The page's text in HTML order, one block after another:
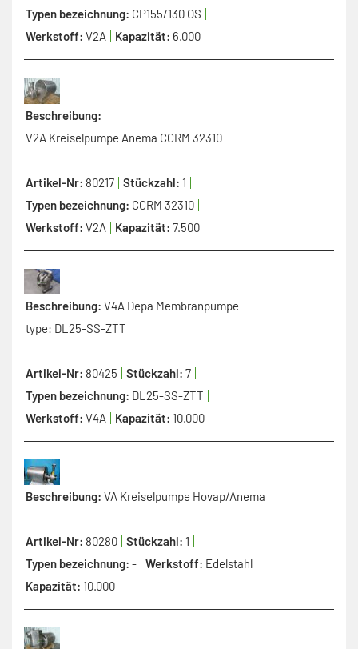
Typen bezeichnung: CP155/130 OS
Werkstoff: V2A Kapazität: 6.000
Beschreibung:
V2A Kreiselpumpe Anema CCRM 32310
Artikel-Nr: 80217 Stückzahl: 1
Typen bezeichnung: CCRM 32310
Werkstoff: V2A Kapazität: 7.500
Beschreibung: V4A Depa Membranpumpe
type: DL25-SS-ZTT
Artikel-Nr: 80425 Stückzahl: 7
Typen bezeichnung: DL25-SS-ZTT
Werkstoff: V4A Kapazität: 10.000
Beschreibung: VA Kreiselpumpe Hovap/Anema
Artikel-Nr: 80280 Stückzahl: 1
Typen bezeichnung: - Werkstoff: Edelstahl
Kapazität: 10.000